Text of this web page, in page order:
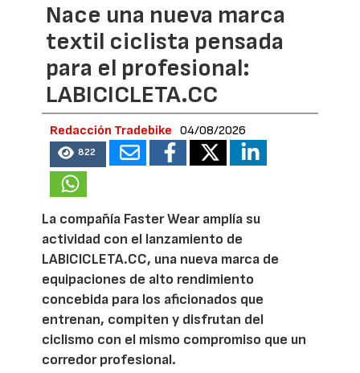
Nace una nueva marca
textil ciclista pensada
para el profesional:
LABICICLETA.CC
Redacción Tradebike 04/08/2026
822
La compañía Faster Wear amplía su
actividad con el lanzamiento de
LABICICLETA.CC, una nueva marca de
equipaciones de alto rendimiento
concebida para los aficionados que
entrenan, compiten y disfrutan del
ciclismo con el mismo compromiso que un
corredor profesional.